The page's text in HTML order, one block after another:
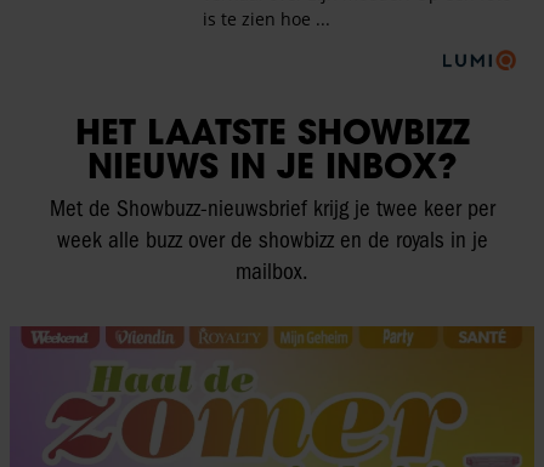
HET LAATSTE SHOWBIZZ
NIEUWS IN JE INBOX?
Met de Showbuzz-nieuwsbrief krijg je twee keer per
week alle buzz over de showbizz en de royals in je
mailbox.